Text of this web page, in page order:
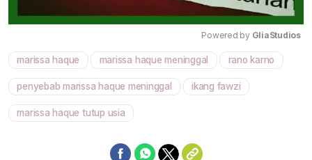
Mute
Powered by GliaStudios
marissa haque marissa haque meninggal rano karno
penyebab marissa haque meninggal ikang fawzi
marissa haque tutup usia